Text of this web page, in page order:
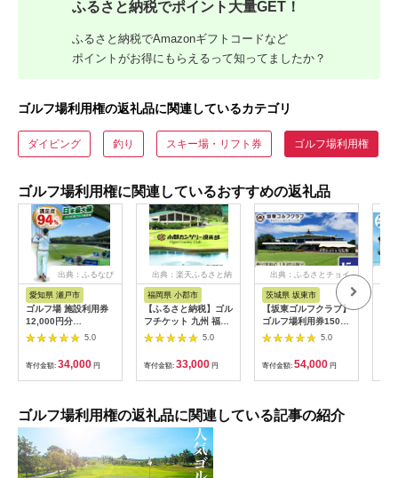
ふるさと納税でポイント大量GET！
ふるさと納税でAmazonギフトコードなど
ポイントがお得にもらえるって知ってましたか？
ゴルフ場利用権の返礼品に関連しているカテゴリ
ダイビング 釣り スキー場・リフト券 ゴルフ場利用権
ゴルフ場利用権に関連しているおすすめの返礼品
出典：ふるなび
愛知県 瀬戸市
ゴルフ場 施設利用券
12,000円分
[BBEC002]ゴルフ倶
楽部大樹 瀬戸店
5.0
寄付金額: 34,000 円
出典：楽天ふるさと納
福岡県 小郡市
【ふるさと納税】ゴル
フチケット 九州 福岡
小郡カンツリー倶楽部
ギフト券 9枚 9000円
ゴルフ チケット 商品
券 ゴルフ券 スポーツ
ラウンド 券 福岡県 小
5.0
寄付金額: 33,000 円
出典：ふるさとチョイ
茨城県 坂東市
【坂東ゴルフクラブ】
ゴルフ場利用券15000
円分（寄付金額の3割
相当額分） ／ ゴルフ
プレー 都心から1時間
利用券 ゴルフ場 チケ
ット 茨城 ゴルフ 予約
立地 ゴルフラウンド
アウトドア スポーツ
5.0
寄付金額: 54,000 円
ゴルフ場利用権の返礼品に関連している記事の紹介